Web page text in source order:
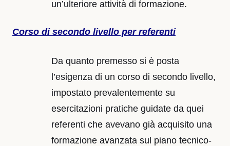
un’ulteriore attività di formazione.
Corso di secondo livello per referenti
Da quanto premesso si è posta
l’esigenza di un corso di secondo livello,
impostato prevalentemente su
esercitazioni pratiche guidate da quei
referenti che avevano già acquisito una
formazione avanzata sul piano tecnico-